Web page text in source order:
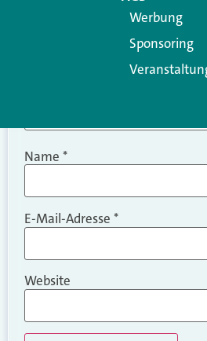
Name *
E-Mail-Adresse *
Website
Werbung
Sponsoring